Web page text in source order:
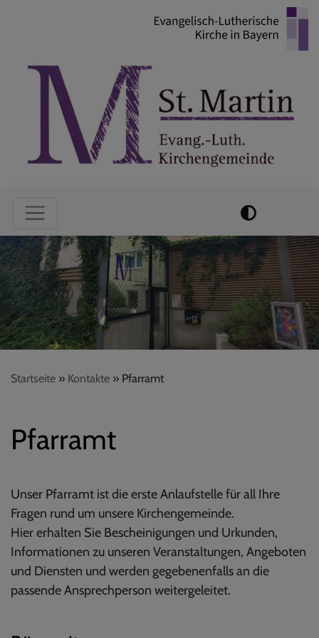
Hauptnavigation
Startseite Kontakte Pfarramt
Pfarramt
Unser Pfarramt ist die erste Anlaufstelle für all Ihre
Fragen rund um unsere Kirchengemeinde.
Hier erhalten Sie Bescheinigungen und Urkunden,
Informationen zu unseren Veranstaltungen, Angeboten
und Diensten und werden gegebenenfalls an die
passende Ansprechperson weitergeleitet.